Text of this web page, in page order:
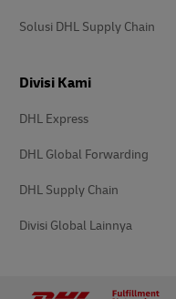
Solusi DHL Supply Chain
Divisi Kami
DHL Express
DHL Global Forwarding
DHL Supply Chain
Divisi Global Lainnya